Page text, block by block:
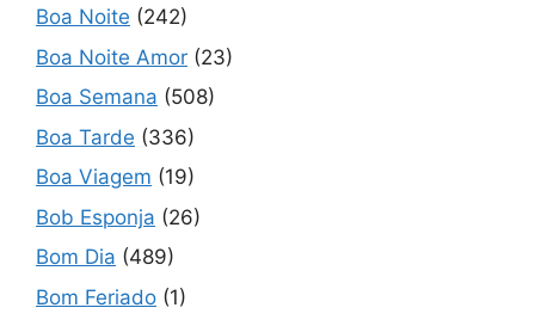
Boa Noite (242)
Boa Noite Amor (23)
Boa Semana (508)
Boa Tarde (336)
Boa Viagem (19)
Bob Esponja (26)
Bom Dia (489)
Bom Feriado (1)